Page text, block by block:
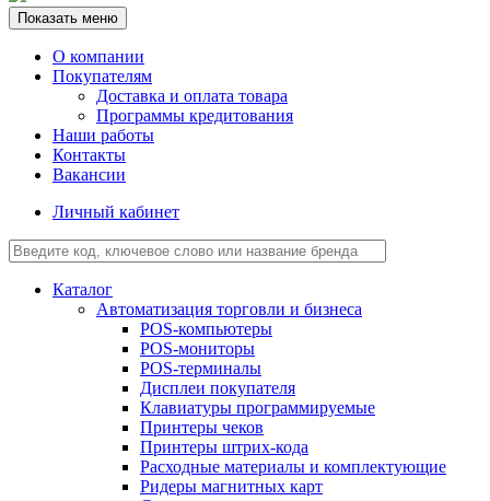
Показать меню
О компании
Покупателям
Доставка и оплата товара
Программы кредитования
Наши работы
Контакты
Вакансии
Личный кабинет
Каталог
Автоматизация торговли и бизнеса
POS-компьютеры
POS-мониторы
POS-терминалы
Дисплеи покупателя
Клавиатуры программируемые
Принтеры чеков
Принтеры штрих-кода
Расходные материалы и комплектующие
Ридеры магнитных карт